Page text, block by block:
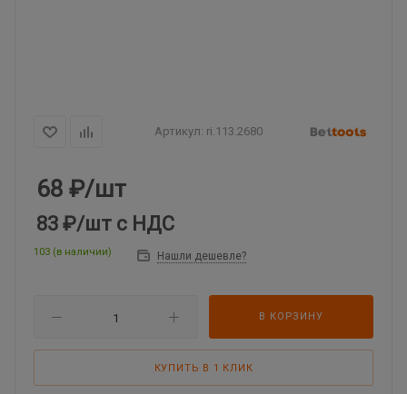
Артикул: ri.113.2680
68 ₽/шт
83 ₽/шт с НДС
103 (в наличии) Нашли дешевле?
В КОРЗИНУ
КУПИТЬ В 1 КЛИК